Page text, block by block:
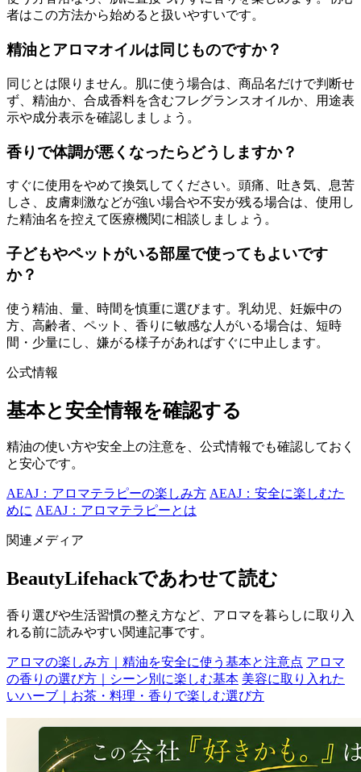
者はこの方法から始めると扱いやすいです。
精油とアロマオイルは同じものですか？
同じとは限りません。肌に使う場合は、商品名だけで判断せ
ず、精油か、合成香料を含むフレグランスオイルか、用途表
示や成分表示を確認しましょう。
香りで体調が悪くなったらどうしますか？
すぐに使用をやめて換気してください。頭痛、吐き気、息苦
しさ、皮膚刺激などが強い場合や不安が残る場合は、使用し
た精油名を控えて医療機関に相談しましょう。
子どもやペットがいる部屋で使ってもよいです
か？
使う精油、量、時間を慎重に選びます。乳幼児、妊娠中の
方、高齢者、ペット、香りに敏感な人がいる場合は、短時
間・少量にし、嫌がる様子があればすぐに中止します。
公式情報
基本と安全情報を確認する
精油の使い方や安全上の注意を、公式情報でも確認しておく
と安心です。
AEAJ：アロマテラピーの楽しみ方 AEAJ：安全に楽しむた
めに AEAJ：アロマテラピーとは
関連メディア
BeautyLifehackであわせて読む
香り選びや生活習慣の整え方など、アロマを暮らしに取り入
れる前に読みやすい関連記事です。
アロマの楽しみ方｜精油を安全に使う基本と注意点 アロマ
の香りの選び方｜シーン別に楽しむ基本 美容に取り入れた
いハーブ｜お茶・料理・香りで楽しむ選び方